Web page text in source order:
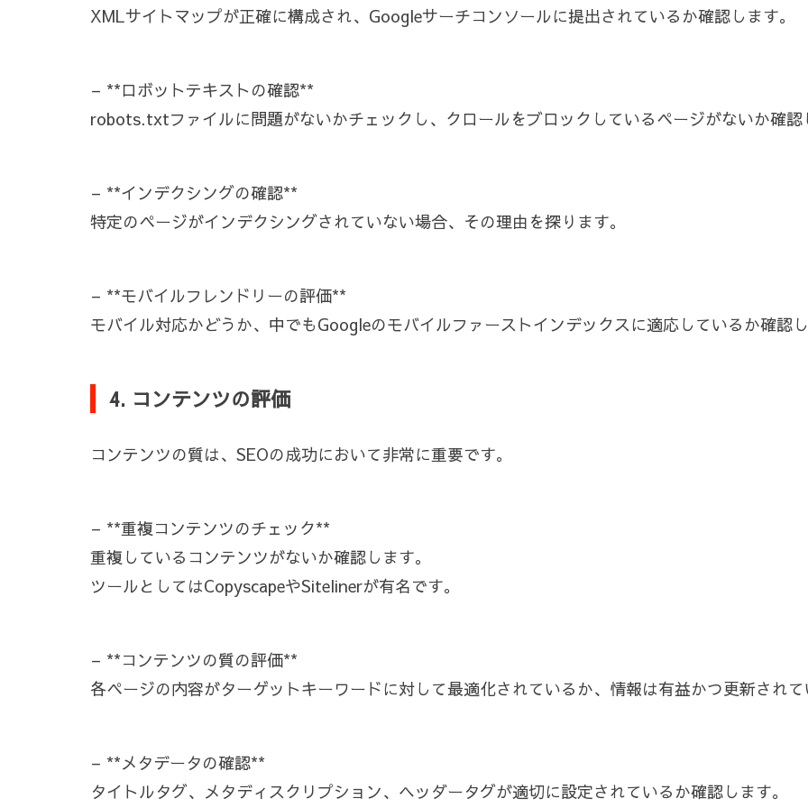
XMLサイトマップが正確に構成され、Googleサーチコンソールに提出されているか確認します。
– **ロボットテキストの確認**
robots.txtファイルに問題がないかチェックし、クロールをブロックしているページがないか確認
– **インデクシングの確認**
特定のページがインデクシングされていない場合、その理由を探ります。
– **モバイルフレンドリーの評価**
モバイル対応かどうか、中でもGoogleのモバイルファーストインデックスに適応しているか確認し
4. コンテンツの評価
コンテンツの質は、SEOの成功において非常に重要です。
– **重複コンテンツのチェック**
重複しているコンテンツがないか確認します。
ツールとしてはCopyscapeやSitelinerが有名です。
– **コンテンツの質の評価**
各ページの内容がターゲットキーワードに対して最適化されているか、情報は有益かつ更新されて
– **メタデータの確認**
タイトルタグ、メタディスクリプション、ヘッダータグが適切に設定されているか確認します。